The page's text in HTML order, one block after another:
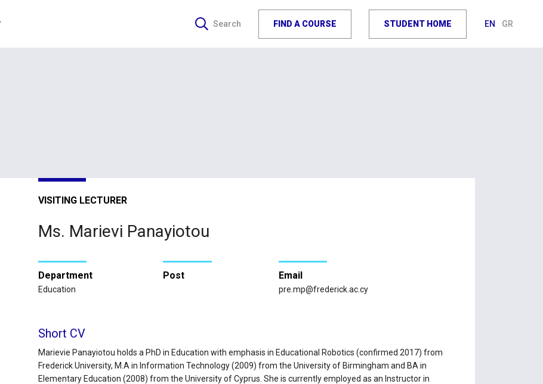
Search FIND A COURSE STUDENT HOME EN GR
VISITING LECTURER
Ms. Marievi Panayiotou
Department
Education
Post Email
pre.mp@frederick.ac.cy
Short CV
Marievie Panayiotou holds a PhD in Education with emphasis in Educational Robotics (confirmed 2017) from
Frederick University, M.A in Information Technology (2009) from the University of Birmingham and BA in
Elementary Education (2008) from the University of Cyprus. She is currently employed as an Instructor in